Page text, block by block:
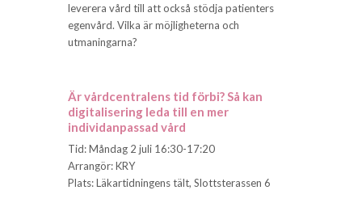
leverera vård till att också stödja patienters
egenvård. Vilka är möjligheterna och
utmaningarna?
Är vårdcentralens tid förbi? Så kan
digitalisering leda till en mer
individanpassad vård
Tid: Måndag 2 juli 16:30-17:20
Arrangör: KRY
Plats: Läkartidningens tält, Slottsterassen 6